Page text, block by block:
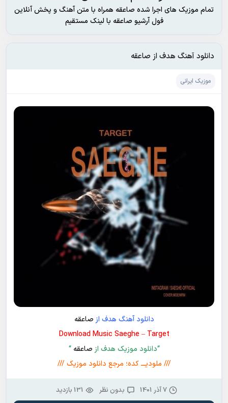
تمام موزیک های اجرا شده صاعقه همراه با متن آهنگ و پخش آنلاین
فول آرشیو صاعقه با لینک مستقیم
دانلود آهنگ هدف از صاعقه
موزیک ایرانی
دانلود آهنگ هدف از صاعقه
Download Music Saeghe – Target
“دانلود موزیک هدف از صاعقه “
/// ملودیـــ کده؛ مرجع دانلود موزیک ///
7 آذر 1401 بدون نظر 131 بازدید